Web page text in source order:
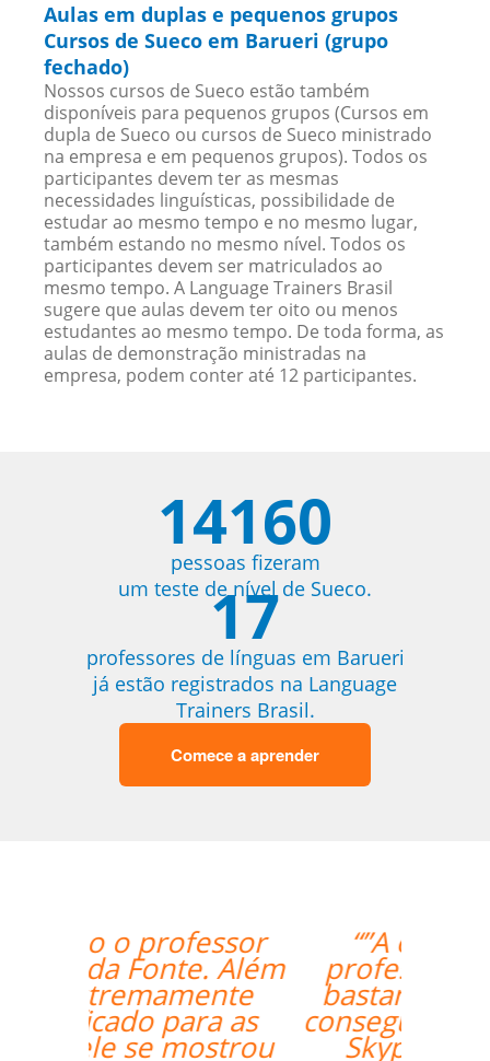
Aulas em duplas e pequenos grupos
Cursos de Sueco em Barueri (grupo
fechado)
Nossos cursos de Sueco estão também
disponíveis para pequenos grupos (Cursos em
dupla de Sueco ou cursos de Sueco ministrado
na empresa e em pequenos grupos). Todos os
participantes devem ter as mesmas
necessidades linguísticas, possibilidade de
estudar ao mesmo tempo e no mesmo lugar,
também estando no mesmo nível. Todos os
participantes devem ser matriculados ao
mesmo tempo. A Language Trainers Brasil
sugere que aulas devem ter oito ou menos
estudantes ao mesmo tempo. De toda forma, as
aulas de demonstração ministradas na
empresa, podem conter até 12 participantes.
14160
pessoas fizeram
um teste de nível de Sueco.
17
professores de línguas em Barueri
já estão registrados na Language
Trainers Brasil.
Comece a aprender
“”A experiente
professora Mei foi
bastante didática e
conseguiu mesmo via
Skype me fazer